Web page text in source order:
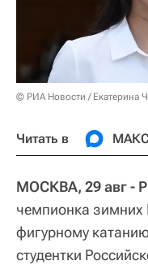
© РИА Новости / Екатерина
Читать в
МОСКВА, 29 авг -
чемпионка зимних
фигурному
студентки